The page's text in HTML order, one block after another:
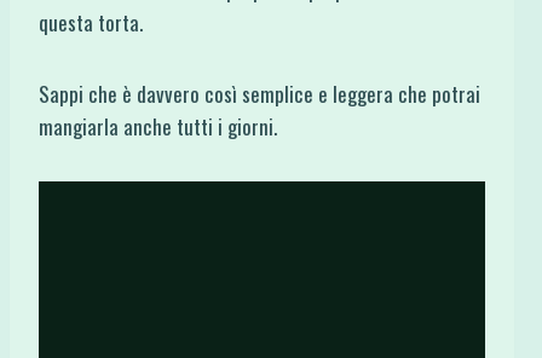
questa torta.
Sappi che è davvero così semplice e leggera che potrai
mangiarla anche tutti i giorni.